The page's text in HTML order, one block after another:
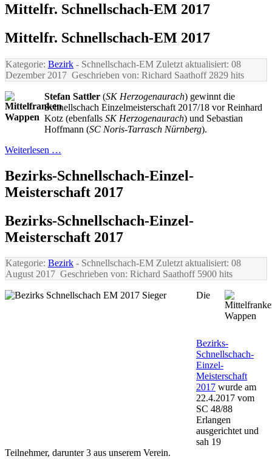
Mittelfr. Schnellschach-EM 2017
Mittelfr. Schnellschach-EM 2017
Kategorie: Bezirk - Schnellschach-EM Zuletzt aktualisiert: 08
Dezember 2017 Geschrieben von: Richard Saathoff2829 hits
Stefan Sattler (SK Herzogenaurach) gewinnt die
Schnellschach Einzelmeisterschaft 2017/18 vor Reinhard
Kotz (ebenfalls SK Herzogenaurach) und Sebastian
Hoffmann (SC Noris-Tarrasch Nürnberg).
Weiterlesen …
Bezirks-Schnellschach-Einzel-
Meisterschaft 2017
Bezirks-Schnellschach-Einzel-
Meisterschaft 2017
Kategorie: Bezirk - Schnellschach-EM Zuletzt aktualisiert: 08
August 2017 Geschrieben von: Richard Saathoff5900 hits
Die
Bezirks-
Schnellschach-
Einzel-
Meisterschaft
2017 wurde am
22.4.2017 vom
SC 48/88
Erlangen
ausgerichtet und
sah 19
Teilnehmer, darunter 3 aus unserem Verein.